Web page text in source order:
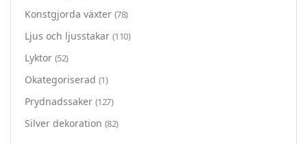
Konstgjorda växter (78)
Ljus och ljusstakar (110)
Lyktor (52)
Okategoriserad (1)
Prydnadssaker (127)
Silver dekoration (82)